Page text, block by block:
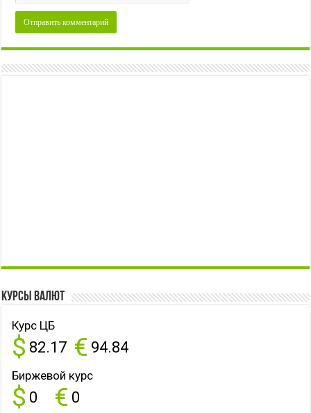
Курсы валют
Курс ЦБ
$ 82.17 € 94.84
Биржевой курс
$ 0 € 0